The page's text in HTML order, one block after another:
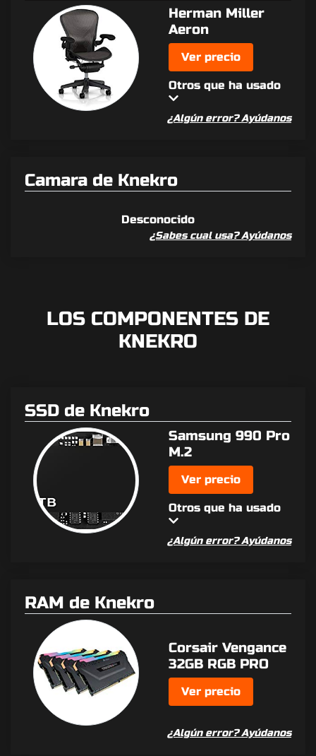
Herman Miller
Aeron
Ver precio
Otros que ha usado
¿Algún error? Ayúdanos
Camara de Knekro
Desconocido
¿Sabes cual usa? Ayúdanos
LOS COMPONENTES DE
KNEKRO
SSD de Knekro
Samsung 990 Pro
M.2
Ver precio
Otros que ha usado
¿Algún error? Ayúdanos
RAM de Knekro
Corsair Vengance
32GB RGB PRO
Ver precio
¿Algún error? Ayúdanos